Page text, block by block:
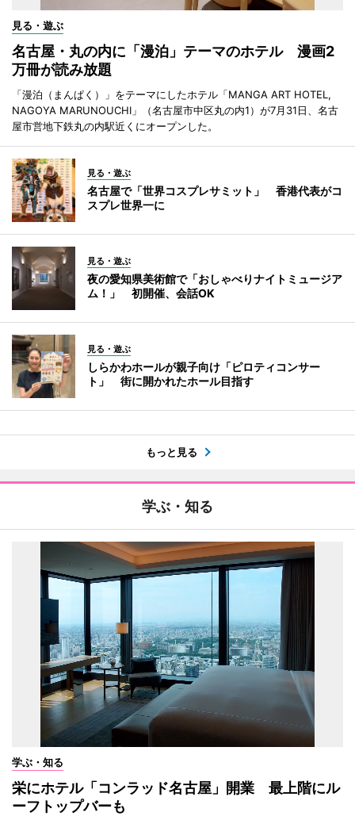
見る・遊ぶ
名古屋・丸の内に「漫泊」テーマのホテル 漫画2
万冊が読み放題
「漫泊（まんぱく）」をテーマにしたホテル「MANGA ART HOTEL,
NAGOYA MARUNOUCHI」（名古屋市中区丸の内1）が7月31日、名古
屋市営地下鉄丸の内駅近くにオープンした。
見る・遊ぶ
名古屋で「世界コスプレサミット」 香港代表がコ
スプレ世界一に
見る・遊ぶ
夜の愛知県美術館で「おしゃべりナイトミュージア
ム！」 初開催、会話OK
見る・遊ぶ
しらかわホールが親子向け「ピロティコンサー
ト」 街に開かれたホール目指す
もっと見る
学ぶ・知る
学ぶ・知る
栄にホテル「コンラッド名古屋」開業 最上階にル
ーフトップバーも